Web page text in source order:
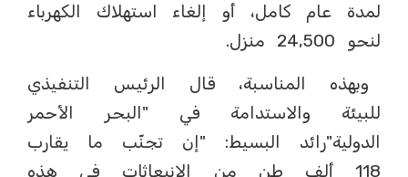
لمدة عام كامل، أو إلغاء استهلاك الكهرباء
لنحو 24,500 منزل.
وبهذه المناسبة، قال الرئيس التنفيذي
للبيئة والاستدامة في "البحر الأحمر
الدولية"رائد البسيط: "إن تجنّب ما يقارب
118 ألف طن من الانبعاثات في هذه